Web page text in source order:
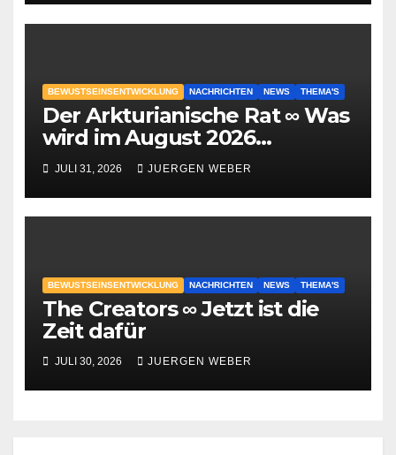
BEWUSTSEINSENTWICKLUNG NACHRICHTEN NEWS THEMA'S
Der Arkturianische Rat ∞ Was
wird im August 2026
geschehen?
JULI 31, 2026 JUERGEN WEBER
BEWUSTSEINSENTWICKLUNG NACHRICHTEN NEWS THEMA'S
The Creators ∞ Jetzt ist die
Zeit dafür
JULI 30, 2026 JUERGEN WEBER